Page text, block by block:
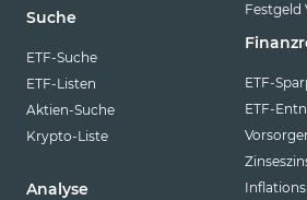
Suche
ETF-Suche
ETF-Listen
Aktien-Suche
Krypto-Liste
Analyse
Festgeld
ETF-
ETF-